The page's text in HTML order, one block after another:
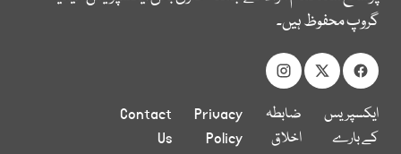
گروپ محفوظ ہیں۔
ایکسپریس
کے بارے
ضابطہ
اخلاق
Privacy
Policy
Contact
Us